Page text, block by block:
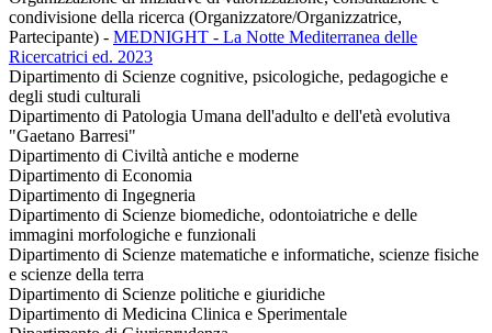
condivisione della ricerca (Organizzatore/Organizzatrice,
Partecipante) - MEDNIGHT - La Notte Mediterranea delle
Ricercatrici ed. 2023
Dipartimento di Scienze cognitive, psicologiche, pedagogiche e
degli studi culturali
Dipartimento di Patologia Umana dell'adulto e dell'età evolutiva
"Gaetano Barresi"
Dipartimento di Civiltà antiche e moderne
Dipartimento di Economia
Dipartimento di Ingegneria
Dipartimento di Scienze biomediche, odontoiatriche e delle
immagini morfologiche e funzionali
Dipartimento di Scienze matematiche e informatiche, scienze fisiche
e scienze della terra
Dipartimento di Scienze politiche e giuridiche
Dipartimento di Medicina Clinica e Sperimentale